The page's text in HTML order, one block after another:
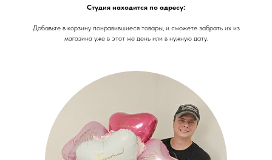
Студия находится по адресу:
Добавьте в корзину понравившиеся товары, и сможете забрать их из
магазина уже в этот же день или в нужную дату.